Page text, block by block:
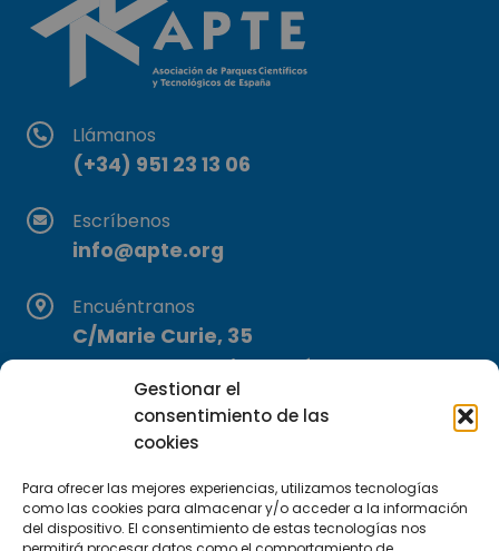
Gestionar el
consentimiento de las
cookies
Para ofrecer las mejores experiencias, utilizamos tecnologías
como las cookies para almacenar y/o acceder a la información
del dispositivo. El consentimiento de estas tecnologías nos
Llámanos
(+34) 951 23 13 06
Escríbenos
info@apte.org
Encuéntranos
C/Marie Curie, 35
29590 Campanillas, Málaga